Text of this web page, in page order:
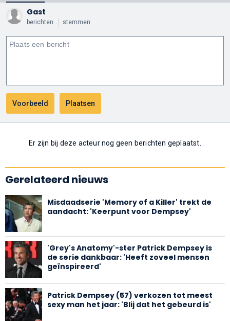
Gast
berichten stemmen
Er zijn bij deze acteur nog geen berichten geplaatst.
Gerelateerd nieuws
Misdaadserie 'Memory of a Killer' trekt de
aandacht: 'Keerpunt voor Dempsey'
'Grey's Anatomy'-ster Patrick Dempsey is
de serie dankbaar: 'Heeft zoveel mensen
geïnspireerd'
Patrick Dempsey (57) verkozen tot meest
sexy man het jaar: 'Blij dat het gebeurd is'